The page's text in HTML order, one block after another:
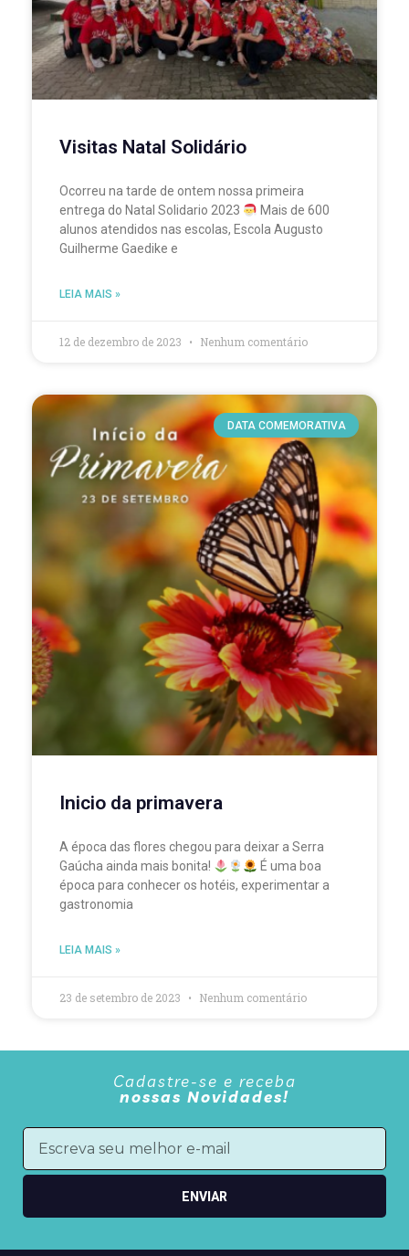
Visitas Natal Solidário
Ocorreu na tarde de ontem nossa primeira
entrega do Natal Solidario 2023
Mais de 600
alunos atendidos nas escolas, Escola Augusto
Guilherme Gaedike e
LEIA MAIS »
12 de dezembro de 2023 Nenhum comentário
DATA COMEMORATIVA
Inicio da primavera
A época das flores chegou para deixar a Serra
Gaúcha ainda mais bonita!
É uma boa
época para conhecer os hotéis, experimentar a
gastronomia
LEIA MAIS »
23 de setembro de 2023 Nenhum comentário
Cadastre-se e receba
nossas Novidades!
ENVIAR